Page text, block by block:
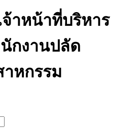
าหน้าที่บริหาร
กงานปลัด
าหกรรม